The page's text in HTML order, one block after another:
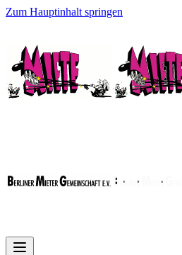
Zum Hauptinhalt springen